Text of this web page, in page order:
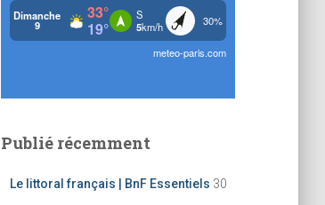
Publié récemment
Le littoral français | BnF Essentiels 30